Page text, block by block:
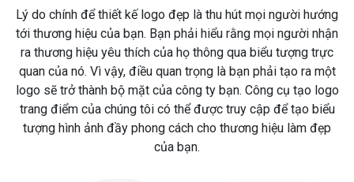
Lý do chính để thiết kế logo đẹp là thu hút mọi người hướng
tới thương hiệu của bạn. Bạn phải hiểu rằng mọi người nhận
ra thương hiệu yêu thích của họ thông qua biểu tượng trực
quan của nó. Vì vậy, điều quan trọng là bạn phải tạo ra một
logo sẽ trở thành bộ mặt của công ty bạn. Công cụ tạo logo
trang điểm của chúng tôi có thể được truy cập để tạo biểu
tượng hình ảnh đầy phong cách cho thương hiệu làm đẹp
của bạn.